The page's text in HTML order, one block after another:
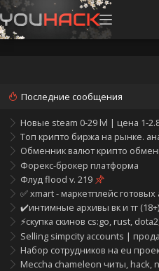
Последние сообщения
Новые steam 0-29 lvl | цена 1-
Топ крипто биржа на рынке.
Обменник валют крипто
Форекс-брокер платформа
Флуд flood v. 219
✅ xmart - маркетплейс
✔️интимные архивы вк и тг
⚡скупка скинов cs:go, rust,
Selling simpcity accounts |
Набор сотрудников на eu
Meccha chameleon читы, hack,